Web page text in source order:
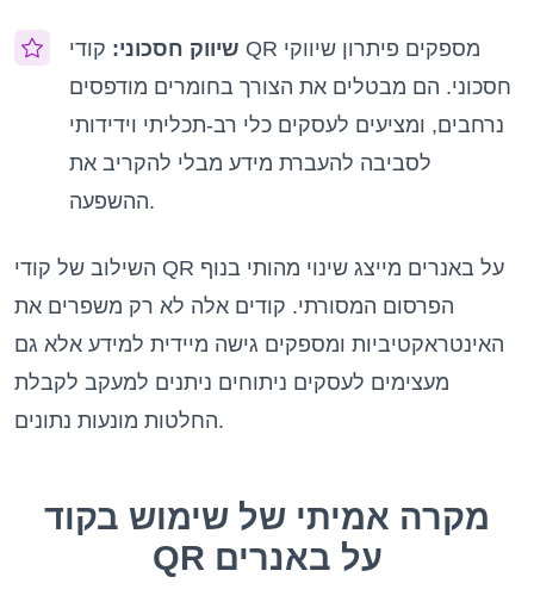
שיווק חסכוני: קודי QR מספקים פיתרון שיווקי
חסכוני. הם מבטלים את הצורך בחומרים מודפסים
נרחבים, ומציעים לעסקים כלי רב-תכליתי וידידותי
לסביבה להעברת מידע מבלי להקריב את
ההשפעה.
השילוב של קודי QR על באנרים מייצג שינוי מהותי בנוף
הפרסום המסורתי. קודים אלה לא רק משפרים את
האינטראקטיביות ומספקים גישה מיידית למידע אלא גם
מעצימים לעסקים ניתוחים ניתנים למעקב לקבלת
החלטות מונעות נתונים.
מקרה אמיתי של שימוש בקוד
QR על באנרים